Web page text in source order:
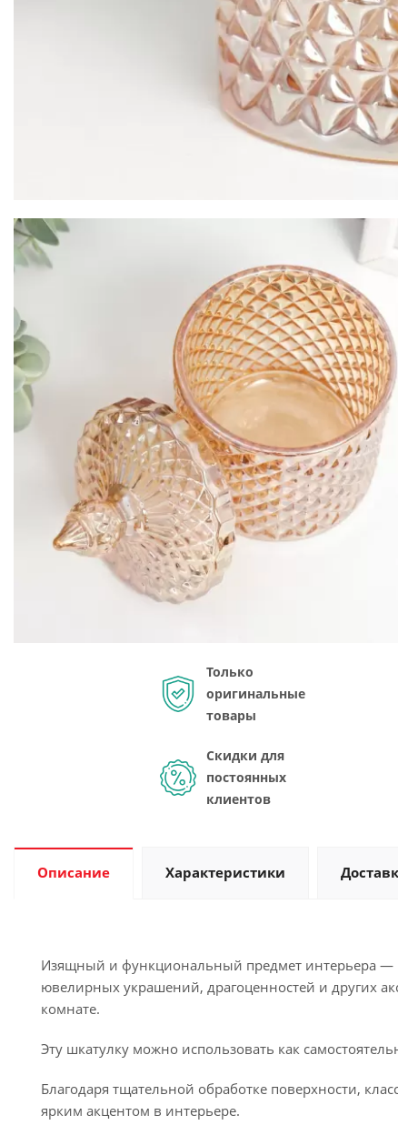
Только
оригинальные
товары
Скидки для
постоянных
клиентов
Описание Характеристики
Изящный и функциональный предмет интерьера —
ювелирных украшений, драгоценностей и других
комнате.
Эту шкатулку можно использовать как
Благодаря тщательной обработке поверхности,
ярким акцентом в интерьере.